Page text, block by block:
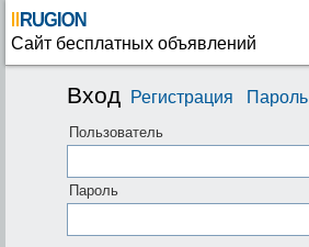
Сайт бесплатных объявлений
Вход Регистрация Пароль
Пользователь
Пароль